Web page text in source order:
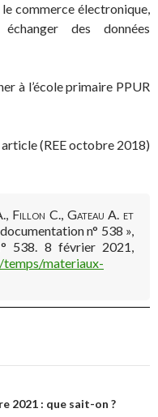
commerce électronique,
des données
à l’école primaire PPUR
(REE octobre 2018)
Fillon C., Gateau A. et
n° 538 »,
538. 8 février 2021,
materiaux-
2021 : que sait-on ?